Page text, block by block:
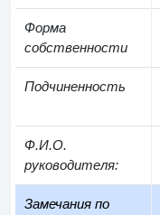
Форма
собственности
Подчиненность
Ф.И.О.
руководителя:
Замечания по